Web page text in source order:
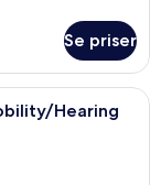
Se priser
kvalitet, dundyner
Hearing